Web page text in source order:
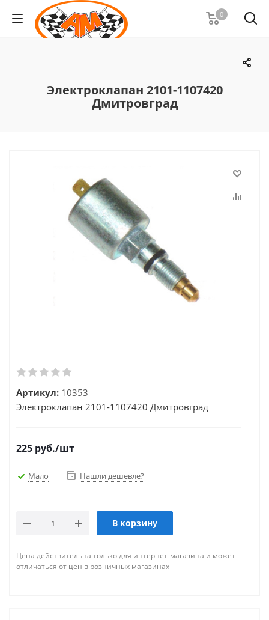
0
Электроклапан 2101-1107420
Дмитровград
Артикул: 10353
Электроклапан 2101-1107420 Дмитровград
225 руб./шт
Мало Нашли дешевле?
В корзину
Цена действительна только для интернет-магазина и может
отличаться от цен в розничных магазинах